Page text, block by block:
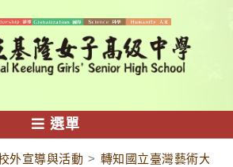
選單
外宣導與活動 > 轉知國立臺灣藝術大學